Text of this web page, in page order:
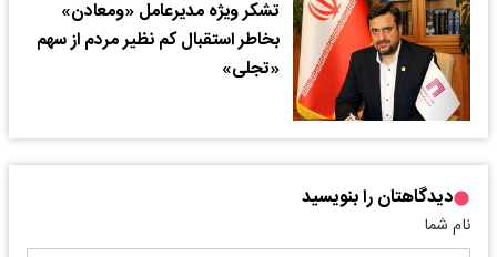
تشکر ویژه مدیرعامل «ومعادن»
بخاطر استقبال کم نظیر مردم از سهم
«تجلی»
دیدگاهتان را بنویسید
نام شما